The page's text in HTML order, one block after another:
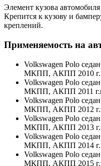
Элемент кузова
Крепится к кузову и
креплений.
Применяемость на
Volkswagen Polo
МКПП, АКПП 2010
Volkswagen Polo
МКПП, АКПП 2011
Volkswagen Polo
МКПП, АКПП 2012
Volkswagen Polo
МКПП, АКПП 2013
Volkswagen Polo
МКПП, АКПП 2014
Volkswagen Polo
МКПП, АКПП 2015 г.в.